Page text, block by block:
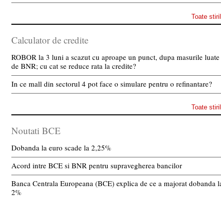
Toate
Calculator de credite
ROBOR la 3 luni a scazut cu aproape un punct, dupa masurile luate
de BNR; cu cat se reduce rata la credite?
In ce mall din sectorul 4 pot face o simulare pentru o refinantare?
Toate
Noutati BCE
Dobanda la euro scade la 2,25%
Acord intre BCE si BNR pentru supravegherea bancilor
Banca Centrala Europeana (BCE) explica de ce a majorat dobanda
2%